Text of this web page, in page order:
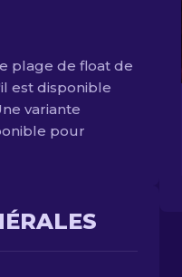
plage de float de
est disponible
variante
pour